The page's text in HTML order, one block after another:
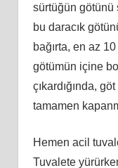
sürtüğün götünü
bu daracık
bağırta, en az
götümün içine
çıkardığında,
tamamen
Hemen acil
Tuvalete